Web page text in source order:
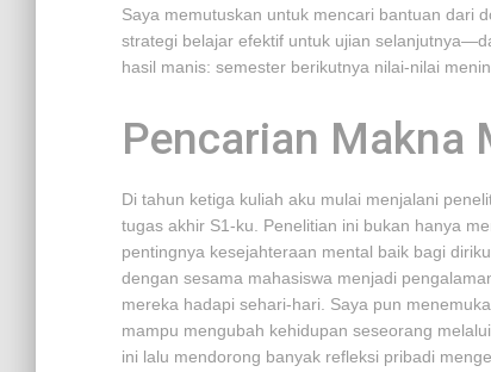
Saya memutuskan untuk mencari bantuan dari
strategi belajar efektif untuk ujian
hasil manis: semester berikutnya nilai-nilai
Pencarian Makna
Di tahun ketiga kuliah aku mulai menjalani
tugas akhir S1-ku. Penelitian ini bukan hanya
pentingnya kesejahteraan mental baik bagi
dengan sesama mahasiswa menjadi
mereka hadapi sehari-hari. Saya pun
mampu mengubah kehidupan seseorang
ini lalu mendorong banyak refleksi pribadi